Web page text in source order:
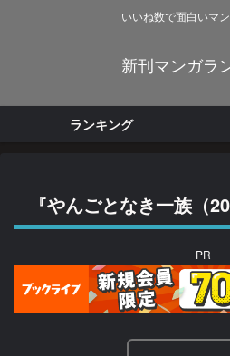
いいね数で面白いマ
新刊マンガラ
ランキング
『やんごとなき一族（
PR